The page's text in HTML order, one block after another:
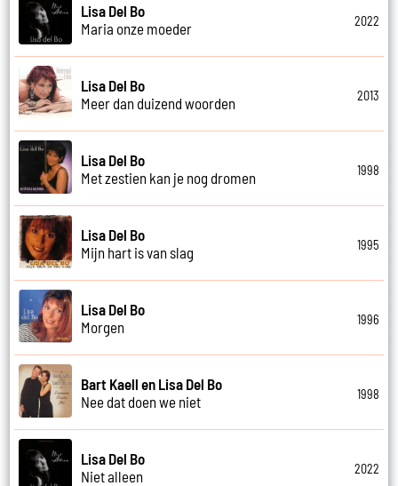
Lisa Del Bo
Maria onze moeder
2022
Lisa Del Bo
Meer dan duizend woorden
2013
Lisa Del Bo
Met zestien kan je nog dromen
1998
Lisa Del Bo
Mijn hart is van slag
1995
Lisa Del Bo
Morgen
1996
Bart Kaell en Lisa Del Bo
Nee dat doen we niet
1998
Lisa Del Bo
Niet alleen
2022